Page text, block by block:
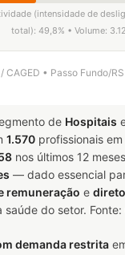
(intensidade de
total): 49,8% • Volume:
CAGED • Passo Fundo/
de Hospitais
1.570 profissionais
nos últimos 12
— dado essencial
remuneração e
do setor. Fonte:
demanda restrita